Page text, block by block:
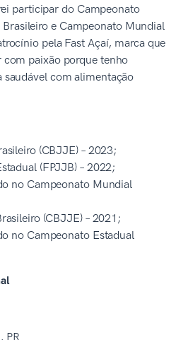
participar do Campeonato
e Campeonato Mundial
pela Fast Açaí, marca que
com paixão porque tenho
saudável com alimentação
(CBJJE) – 2023;
(FPJJB) – 2022;
no Campeonato Mundial
(CBJJE) – 2021;
no Campeonato Estadual